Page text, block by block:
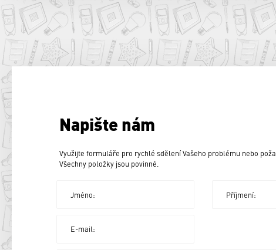
Napište nám
Využijte formuláře pro rychlé sdělení Vašeho problému nebo
Všechny položky jsou povinné.